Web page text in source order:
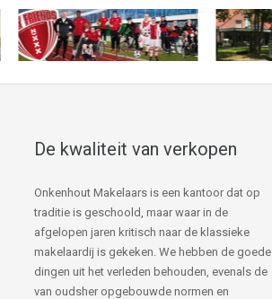
De kwaliteit van verkopen
Onkenhout Makelaars is een kantoor dat op
traditie is geschoold, maar waar in de
afgelopen jaren kritisch naar de klassieke
makelaardij is gekeken. We hebben de goede
dingen uit het verleden behouden, evenals de
van oudsher opgebouwde normen en